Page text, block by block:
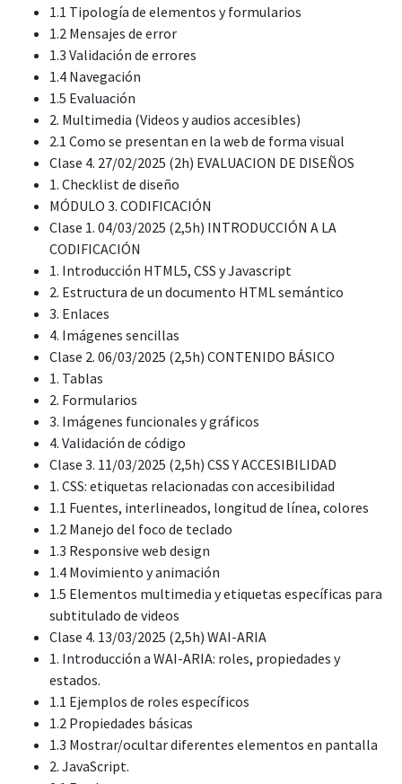
1.1 Tipología de elementos y formularios
1.2 Mensajes de error
1.3 Validación de errores
1.4 Navegación
1.5 Evaluación
2. Multimedia (Videos y audios accesibles)
2.1 Como se presentan en la web de forma visual
Clase 4. 27/02/2025 (2h) EVALUACION DE DISEÑOS
1. Checklist de diseño
MÓDULO 3. CODIFICACIÓN
Clase 1. 04/03/2025 (2,5h) INTRODUCCIÓN A LA
CODIFICACIÓN
1. Introducción HTML5, CSS y Javascript
2. Estructura de un documento HTML semántico
3. Enlaces
4. Imágenes sencillas
Clase 2. 06/03/2025 (2,5h) CONTENIDO BÁSICO
1. Tablas
2. Formularios
3. Imágenes funcionales y gráficos
4. Validación de código
Clase 3. 11/03/2025 (2,5h) CSS Y ACCESIBILIDAD
1. CSS: etiquetas relacionadas con accesibilidad
1.1 Fuentes, interlineados, longitud de línea, colores
1.2 Manejo del foco de teclado
1.3 Responsive web design
1.4 Movimiento y animación
1.5 Elementos multimedia y etiquetas específicas para
subtitulado de videos
Clase 4. 13/03/2025 (2,5h) WAI-ARIA
1. Introducción a WAI-ARIA: roles, propiedades y
estados.
1.1 Ejemplos de roles específicos
1.2 Propiedades básicas
1.3 Mostrar/ocultar diferentes elementos en pantalla
2. JavaScript.